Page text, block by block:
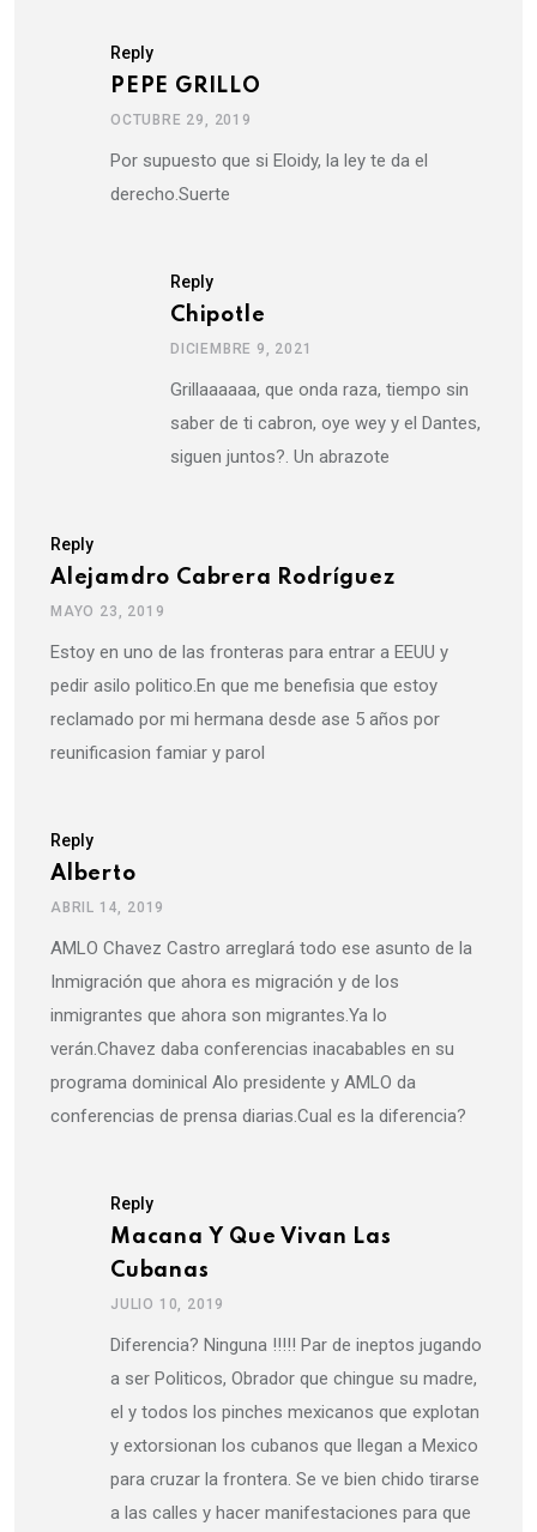
Reply
PEPE GRILLO
OCTUBRE 29, 2019
Por supuesto que si Eloidy, la ley te da el
derecho.Suerte
Reply
Chipotle
DICIEMBRE 9, 2021
Grillaaaaaa, que onda raza, tiempo sin
saber de ti cabron, oye wey y el Dantes,
siguen juntos?. Un abrazote
Reply
Alejamdro Cabrera Rodríguez
MAYO 23, 2019
Estoy en uno de las fronteras para entrar a EEUU y
pedir asilo politico.En que me benefisia que estoy
reclamado por mi hermana desde ase 5 años por
reunificasion famiar y parol
Reply
Alberto
ABRIL 14, 2019
AMLO Chavez Castro arreglará todo ese asunto de la
Inmigración que ahora es migración y de los
inmigrantes que ahora son migrantes.Ya lo
verán.Chavez daba conferencias inacabables en su
programa dominical Alo presidente y AMLO da
conferencias de prensa diarias.Cual es la diferencia?
Reply
Macana Y Que Vivan Las
Cubanas
JULIO 10, 2019
Diferencia? Ninguna !!!!! Par de ineptos jugando
a ser Politicos, Obrador que chingue su madre,
el y todos los pinches mexicanos que explotan
y extorsionan los cubanos que llegan a Mexico
para cruzar la frontera. Se ve bien chido tirarse
a las calles y hacer manifestaciones para que